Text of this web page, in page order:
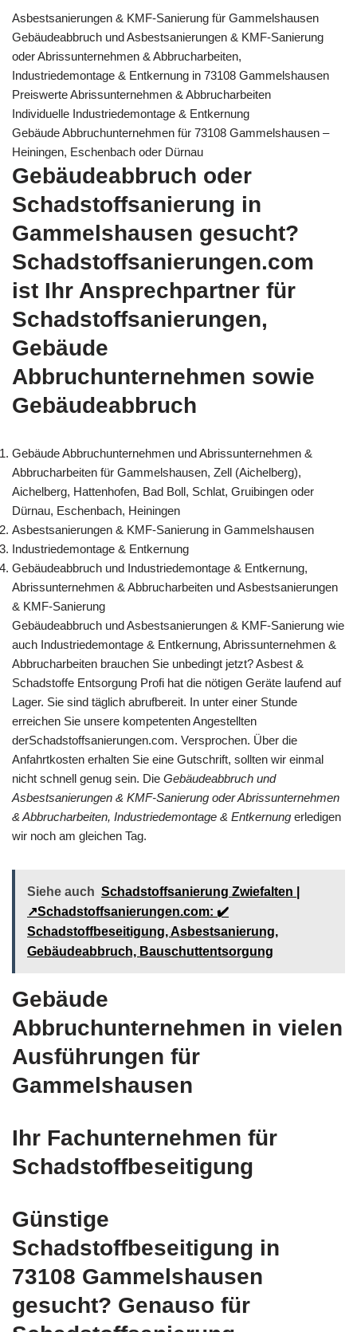
Asbestsanierungen & KMF-Sanierung für Gammelshausen
Gebäudeabbruch und Asbestsanierungen & KMF-Sanierung
oder Abrissunternehmen & Abbrucharbeiten,
Industriedemontage & Entkernung in 73108 Gammelshausen
Preiswerte Abrissunternehmen & Abbrucharbeiten
Individuelle Industriedemontage & Entkernung
Gebäude Abbruchunternehmen für 73108 Gammelshausen –
Heiningen, Eschenbach oder Dürnau
Gebäudeabbruch oder
Schadstoffsanierung in
Gammelshausen gesucht?
Schadstoffsanierungen.com
ist Ihr Ansprechpartner für
Schadstoffsanierungen,
Gebäude
Abbruchunternehmen sowie
Gebäudeabbruch
Gebäude Abbruchunternehmen und Abrissunternehmen &
Abbrucharbeiten für Gammelshausen, Zell (Aichelberg),
Aichelberg, Hattenhofen, Bad Boll, Schlat, Gruibingen oder
Dürnau, Eschenbach, Heiningen
Asbestsanierungen & KMF-Sanierung in Gammelshausen
Industriedemontage & Entkernung
Gebäudeabbruch und Industriedemontage & Entkernung,
Abrissunternehmen & Abbrucharbeiten und Asbestsanierungen
& KMF-Sanierung
Gebäudeabbruch und Asbestsanierungen & KMF-Sanierung wie
auch Industriedemontage & Entkernung, Abrissunternehmen &
Abbrucharbeiten brauchen Sie unbedingt jetzt? Asbest &
Schadstoffe Entsorgung Profi hat die nötigen Geräte laufend auf
Lager. Sie sind täglich abrufbereit. In unter einer Stunde
erreichen Sie unsere kompetenten Angestellten
derSchadstoffsanierungen.com. Versprochen. Über die
Anfahrtkosten erhalten Sie eine Gutschrift, sollten wir einmal
nicht schnell genug sein. Die Gebäudeabbruch und
Asbestsanierungen & KMF-Sanierung oder Abrissunternehmen
& Abbrucharbeiten, Industriedemontage & Entkernung erledigen
wir noch am gleichen Tag.
Siehe auch Schadstoffsanierung Zwiefalten |
↗️Schadstoffsanierungen.com: ✔️
Schadstoffbeseitigung, Asbestsanierung,
Gebäudeabbruch, Bauschuttentsorgung
Gebäude
Abbruchunternehmen in vielen
Ausführungen für
Gammelshausen
Ihr Fachunternehmen für
Schadstoffbeseitigung
Günstige
Schadstoffbeseitigung in
73108 Gammelshausen
gesucht? Genauso für